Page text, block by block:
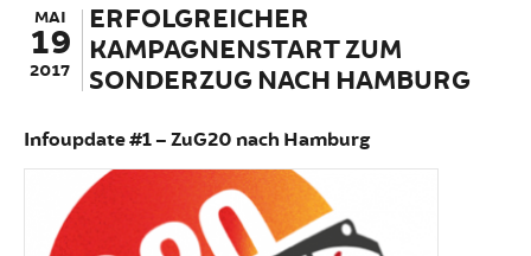
MAI
19
2017
ERFOLGREICHER
KAMPAGNENSTART ZUM
SONDERZUG NACH HAMBURG
Infoupdate #1 – ZuG20 nach Hamburg